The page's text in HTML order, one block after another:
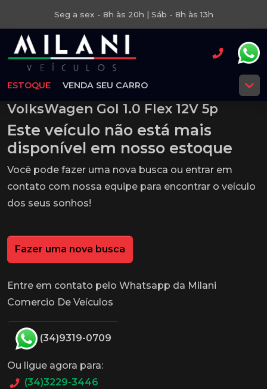
Seg a sex - 8h às 20h | Sáb - 8h às 13h
ESTOQUE VENDA SEU CARRO
VolksWagen Gol 1.0 Flex 12V 5p
Este veículo não está mais
disponível em nosso estoque
Você pode fazer uma nova busca ou entrar em
contato com nossa equipe para encontrar o veículo
dos seus sonhos!
Fazer uma nova busca
Entre em contato pelo Whatsapp da Milani
Comercio De Veículos
(34)9319-0709
Ou ligue agora para:
(34)3229-3446